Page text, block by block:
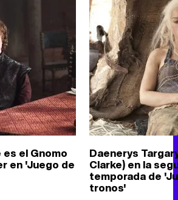
el Gnomo
en 'Juego de
Daenerys
Clarke) en la
temporada de
tronos'